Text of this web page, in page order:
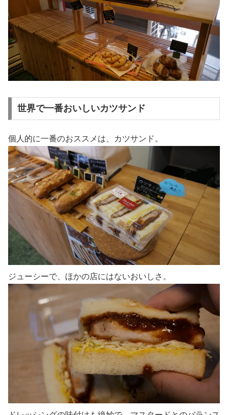
世界で一番おいしいカツサンド
個人的に一番のおススメは、カツサンド。
ジューシーで、ほかの店にはないおいしさ。